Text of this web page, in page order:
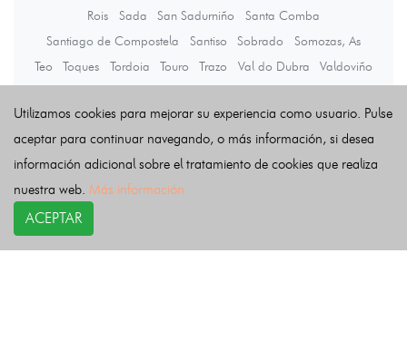
Rois
Sada San Sadurniño
Santa Comba
Santiago de Compostela
Santiso Sobrado
Somozas, As
Teo
Toques Tordoia Touro Trazo Val do Dubra
Valdoviño
Últimas noticias
Utilizamos cookies para mejorar su experiencia como usuario. Pulse
aceptar para continuar navegando, o más información, si desea
información adicional sobre el tratamiento de cookies que realiza
nuestra web. Más información
ACEPTAR